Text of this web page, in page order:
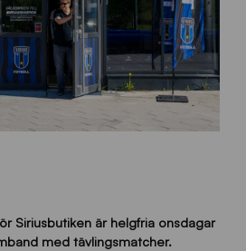
Siriusbutiken är helgfria onsdagar
med tävlingsmatcher.